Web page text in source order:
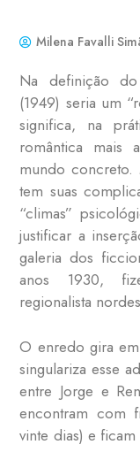
Milena Favalli
Na definição
(1949) seria um
significa, na
romântica mais
mundo concreto.
tem suas
“climas”
justificar a
galeria dos
anos 1930,
regionalista
O enredo gira
singulariza esse
entre Jorge e
encontram com
vinte dias) e